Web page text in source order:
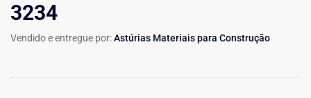
3234
Vendido e entregue por:Astúrias Materiais para Construção